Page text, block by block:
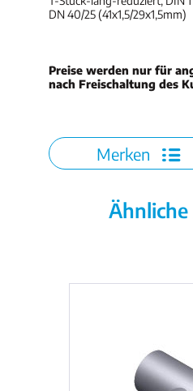
DN 40/25 (41x1,5/29x1,5mm)
Preise werden nur für
nach Freischaltung des
Merken